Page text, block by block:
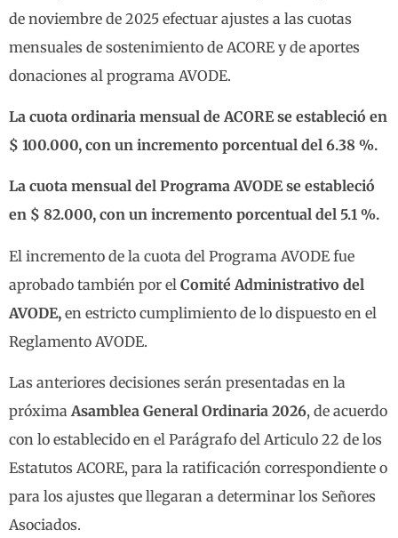
de noviembre de 2025 efectuar ajustes a las cuotas
mensuales de sostenimiento de ACORE y de aportes
donaciones al programa AVODE.
La cuota ordinaria mensual de ACORE se estableció en
$ 100.000, con un incremento porcentual del 6.38 %.
La cuota mensual del Programa AVODE se estableció
en $ 82.000, con un incremento porcentual del 5.1 %.
El incremento de la cuota del Programa AVODE fue
aprobado también por el Comité Administrativo del
AVODE, en estricto cumplimiento de lo dispuesto en el
Reglamento AVODE.
Las anteriores decisiones serán presentadas en la
próximaAsamblea General Ordinaria 2026, de acuerdo
con lo establecido en el Parágrafo del Articulo 22 de los
Estatutos ACORE, para la ratificación correspondiente o
para los ajustes que llegaran a determinar los Señores
Asociados.